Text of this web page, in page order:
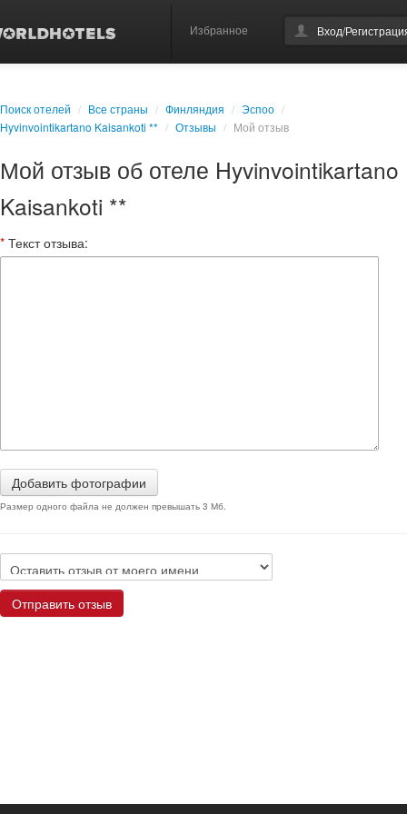
Избранное Вход/
Поиск отелей / Все страны / Финляндия / Эспоо /
Hyvinvointikartano Kaisankoti ** / Отзывы / Мой отзыв
Мой отзыв об отеле Hyvinvointikartano
Kaisankoti **
* Текст отзыва:
Добавить фотографии
Размер одного файла не должен превышать 3 Мб.
Отправить отзыв